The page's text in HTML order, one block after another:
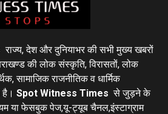
राज्य, देश और दुनियाभर की सभी मुख्य खबरों
की लोक संस्कृति, विरासतों, लोक
सामाजिक राजनीतिक व धार्मिक
है। Spot Witness Times से जुड़ने के
या फेसबुक पेज,यू-ट्यूब चैनल,इंस्टाग्राम